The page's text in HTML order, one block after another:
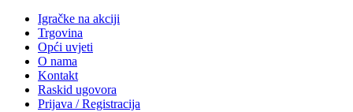
Igračke na akciji
Trgovina
Opći uvjeti
O nama
Kontakt
Raskid ugovora
Prijava / Registracija